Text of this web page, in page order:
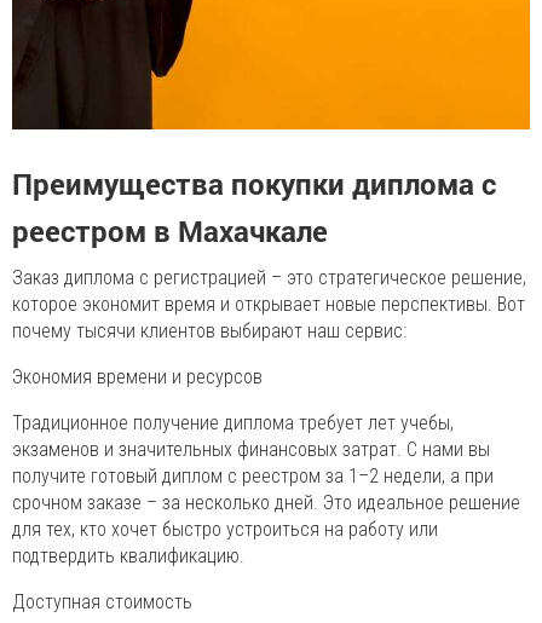
Преимущества покупки диплома с
реестром в Махачкале
Заказ диплома с регистрацией – это стратегическое решение,
которое экономит время и открывает новые перспективы. Вот
почему тысячи клиентов выбирают наш сервис:
Экономия времени и ресурсов
Традиционное получение диплома требует лет учебы,
экзаменов и значительных финансовых затрат. С нами вы
получите готовый диплом с реестром за 1–2 недели, а при
срочном заказе – за несколько дней. Это идеальное решение
для тех, кто хочет быстро устроиться на работу или
подтвердить квалификацию.
Доступная стоимость